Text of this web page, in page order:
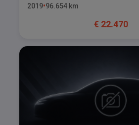
2019 96.654 km
€ 22.470